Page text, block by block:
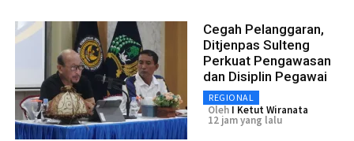
Cegah Pelanggaran,
Ditjenpas Sulteng
Perkuat Pengawasan
dan Disiplin Pegawai
REGIONAL
Oleh I Ketut Wiranata
12 jam yang lalu